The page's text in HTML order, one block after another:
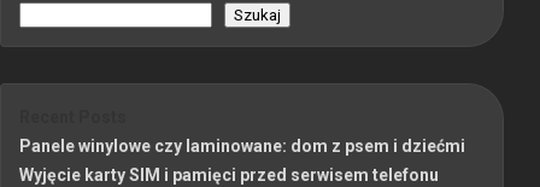
Szukaj
Panele winylowe czy laminowane: dom z psem i dziećmi
Wyjęcie karty SIM i pamięci przed serwisem telefonu